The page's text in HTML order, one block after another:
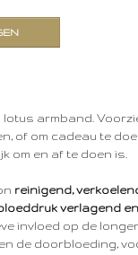
armband.
of om cadeau te
om en af te doen is.
reinigend,
verlagend
invloed op de
de doorbloeding,